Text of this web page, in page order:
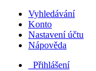
Vyhledávání
Konto
Nastavení účtu
Nápověda
Přihlášení